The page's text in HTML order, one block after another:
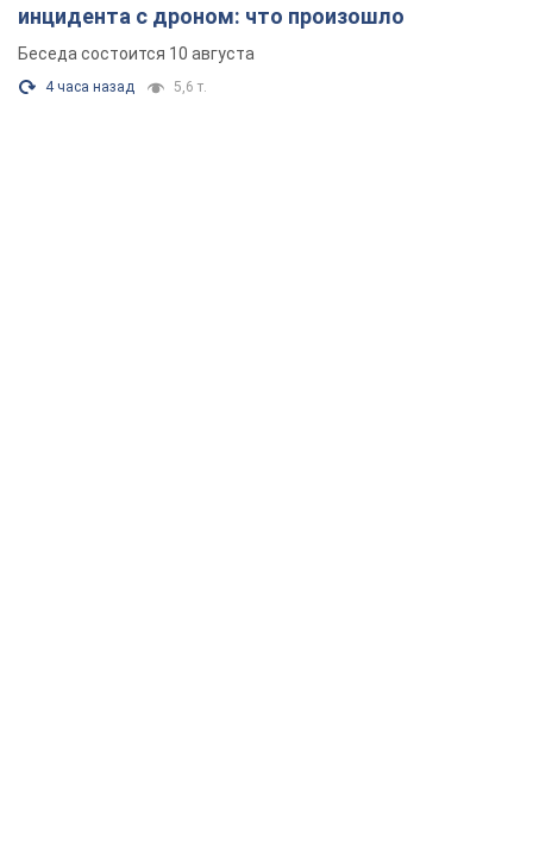
инцидента с дроном: что произошло
Беседа состоится 10 августа
4 часа назад 5,6 т.